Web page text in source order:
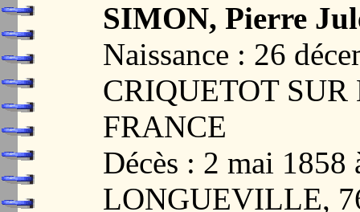
SIMON, Pierre
Naissance : 26
CRIQUETOT
FRANCE
Décès : 2 mai
LONGUEVILLE,